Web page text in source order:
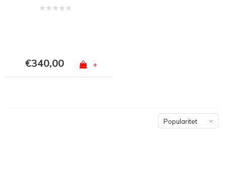
€340,00 +
Popularitet